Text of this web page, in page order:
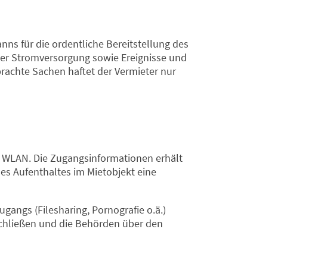
für die ordentliche Bereitstellung des
Stromversorgung sowie Ereignisse und
Sachen haftet der Vermieter nur
Die Zugangsinformationen erhält
Aufenthaltes im Mietobjekt eine
(Filesharing, Pornografie o.ä.)
und die Behörden über den